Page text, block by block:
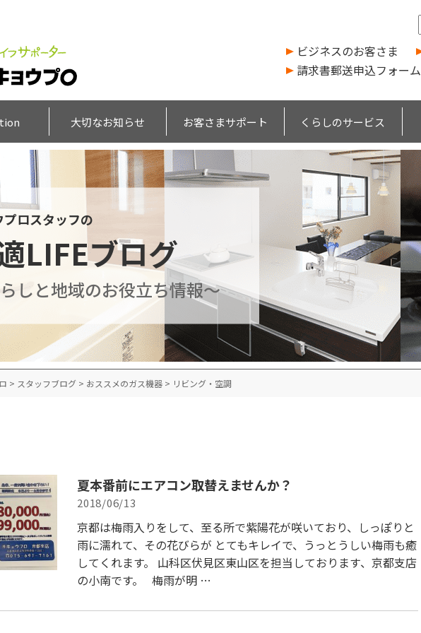
ビジネスのお客さま
請求書郵送申込フォーム
大切なお知らせ お客さまサポート くらしのサービス
プロスタッフの
LIFEブログ
しと地域のお役立ち情報～
> スタッフブログ > おススメのガス機器 > リビング・空調
夏本番前にエアコン取替えませんか？
2018/06/13
京都は梅雨入りをして、至る所で紫陽花が咲いており、しっぽりと
雨に濡れて、その花びらが とてもキレイで、うっとうしい梅雨も癒
してくれます。 山科区伏見区東山区を担当しております、京都支店
の小南です。 梅雨が明 …